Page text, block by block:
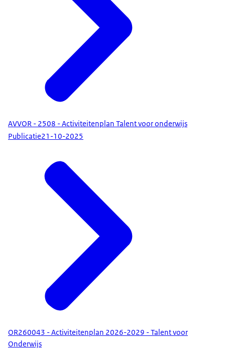
AVVOR - 2508 - Activiteitenplan Talent voor onderwijs
Publicatie21-10-2025
OR260043 - Activiteitenplan 2026-2029 - Talent voor
Onderwijs